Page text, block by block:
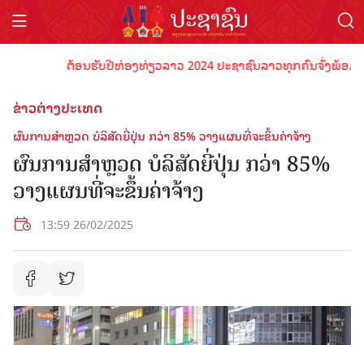
ຕ້ອນຮັບປີທ່ອງທ່ຽວລາວ 2024 ປະຊາຊົນລາວທຸກຄົນຈົ່ງພ້ອມເ
ຂ່າວຕ່າງປະເທດ
ຜົນການສຳຫຼວດ ບໍລິສັດຍີ່ປຸ່ນ ກວ່າ 85% ວາງແຜນທີ່ຈະຂຶ້ນຄ່າຈ້າງ
ຜົນການສຳຫຼວດ ບໍລິສັດຍີ່ປຸ່ນ ກວ່າ 85%
ວາງແຜນທີ່ຈະຂຶ້ນຄ່າຈ້າງ
13:59 26/02/2025